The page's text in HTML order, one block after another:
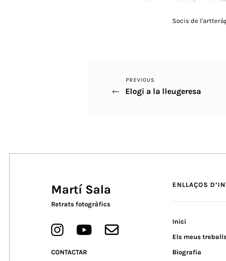
Socis de
Navegació
Previous
Post
PREVIOUS
Elogi a la lleugeresa
Martí Sala
Retrats fotogràfics
CONTACTAR
ENLLAÇOS
Inici
Els meus
Biografia